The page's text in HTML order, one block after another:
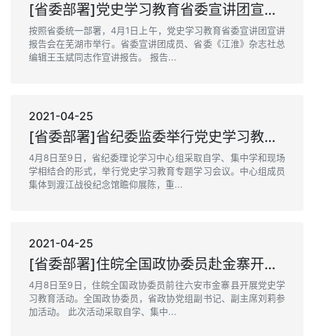
[省委部署]党史学习教育省委宣讲团宣讲报告会在芜湖举行
按照省委统一部署，4月1日上午，党史学习教育省委宣讲团宣讲
报告会在芜湖市举行。省委宣讲团成员、省委《江淮》杂志社总
编辑王玉斌同志作宣讲报告。 报告...
2021-04-25
[省委部署]省纪委监委举行党史学习教育专题学习
4月8日至9日，省纪委理论学习中心组采取自学、集中学和现场
学相结合的形式，举行党史学习教育专题学习会议。中心组成员
集体到渡江战役纪念馆瞻仰展陈，重...
2021-04-25
[省委部署]住皖全国政协委员赴金寨开展党史学习教育
4月8日至9日，住皖全国政协委员前往六安市金寨县开展党史学
习教育活动。全国政协委员，省政协党组副书记、副主席刘莉参
加活动。 此次活动采取自学、集中...